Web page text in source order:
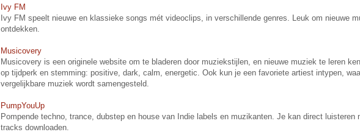
Ivy FM
Ivy FM speelt nieuwe en klassieke songs mét videoclips, in verschillende genres. Leuk om nieuwe
ontdekken.
Musicovery
Musicovery is een originele website om te bladeren door muziekstijlen, en nieuwe muziek te leren
op tijdperk en stemming: positive, dark, calm, energetic. Ook kun je een favoriete artiest intypen,
vergelijkbare muziek wordt samengesteld.
PumpYouUp
Pompende techno, trance, dubstep en house van Indie labels en muzikanten. Je kan direct luisteren
tracks downloaden.